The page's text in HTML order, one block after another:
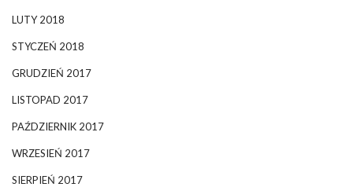
LUTY 2018
STYCZEŃ 2018
GRUDZIEŃ 2017
LISTOPAD 2017
PAŹDZIERNIK 2017
WRZESIEŃ 2017
SIERPIEŃ 2017